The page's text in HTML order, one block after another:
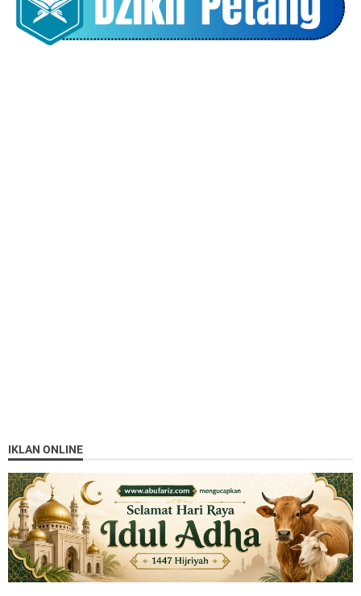
IKLAN ONLINE